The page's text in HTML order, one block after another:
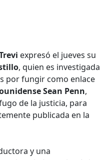
expresó el jueves su
, quien es investigada
por fungir como enlace
Sean Penn,
de la justicia, para
publicada en la
y una